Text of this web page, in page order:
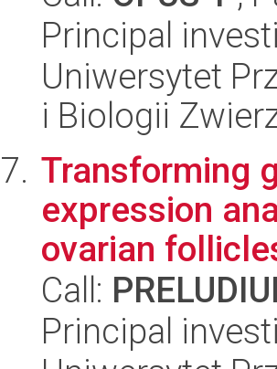
Principal
Uniwersytet
i Biologii
Transforming
expression
ovarian
Call:
Principal